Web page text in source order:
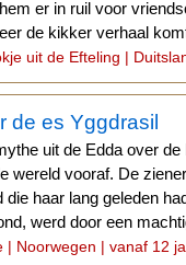
er in ruil voor
de kikker verhaal
uit de Efteling |
de es Yggdrasil
uit de Edda over
wereld vooraf. De
die haar lang geleden
werd door een
| Noorwegen | vanaf 12